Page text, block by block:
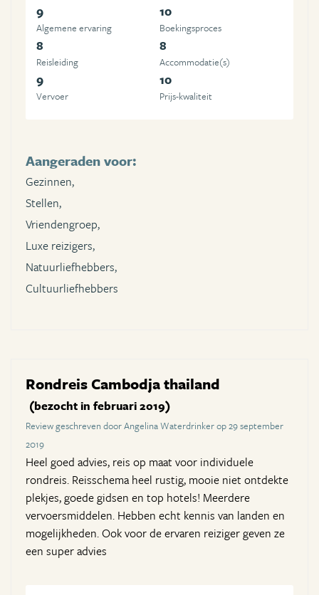
9
Algemene ervaring
10
Boekingsproces
8
Reisleiding
8
Accommodatie(s)
9
Vervoer
10
Prijs-kwaliteit
Aangeraden voor:
Gezinnen,
Stellen,
Vriendengroep,
Luxe reizigers,
Natuurliefhebbers,
Cultuurliefhebbers
Rondreis Cambodja thailand
(bezocht in februari 2019)
Review geschreven door Angelina Waterdrinker op 29 september
2019
Heel goed advies, reis op maat voor individuele
rondreis. Reisschema heel rustig, mooie niet ontdekte
plekjes, goede gidsen en top hotels! Meerdere
vervoersmiddelen. Hebben echt kennis van landen en
mogelijkheden. Ook voor de ervaren reiziger geven ze
een super advies